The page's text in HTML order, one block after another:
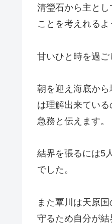
清瑩石から主と
ことを考えれるよ
甘いひと時を過ご
朝を迎え海底か
は理解出来てい
急務と伝えます。
結界を張るには5
でした。
また覃川は天原
守るため自分が結